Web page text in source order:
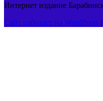
Интернет издание
Сайт работает на WordPress |